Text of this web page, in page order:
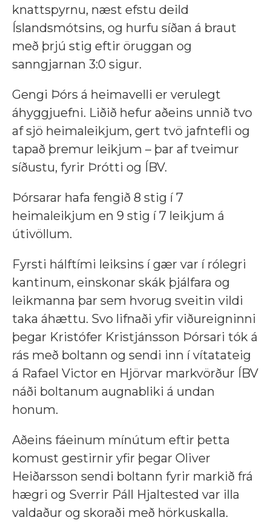
knattspyrnu, næst efstu deild
Íslandsmótsins, og hurfu síðan á braut
með þrjú stig eftir öruggan og
sanngjarnan 3:0 sigur.
Gengi Þórs á heimavelli er verulegt
áhyggjuefni. Liðið hefur aðeins unnið tvo
af sjö heimaleikjum, gert tvö jafntefli og
tapað þremur leikjum – þar af tveimur
síðustu, fyrir Þrótti og ÍBV.
Þórsarar hafa fengið 8 stig í 7
heimaleikjum en 9 stig í 7 leikjum á
útivöllum.
Fyrsti hálftími leiksins í gær var í rólegri
kantinum, einskonar skák þjálfara og
leikmanna þar sem hvorug sveitin vildi
taka áhættu. Svo lifnaði yfir viðureigninni
þegar Kristófer Kristjánsson Þórsari tók á
rás með boltann og sendi inn í vítatateig
á Rafael Victor en Hjörvar markvörður ÍBV
náði boltanum augnabliki á undan
honum.
Aðeins fáeinum mínútum eftir þetta
komust gestirnir yfir þegar Oliver
Heiðarsson sendi boltann fyrir markið frá
hægri og Sverrir Páll Hjaltested var illa
valdaður og skoraði með hörkuskalla.